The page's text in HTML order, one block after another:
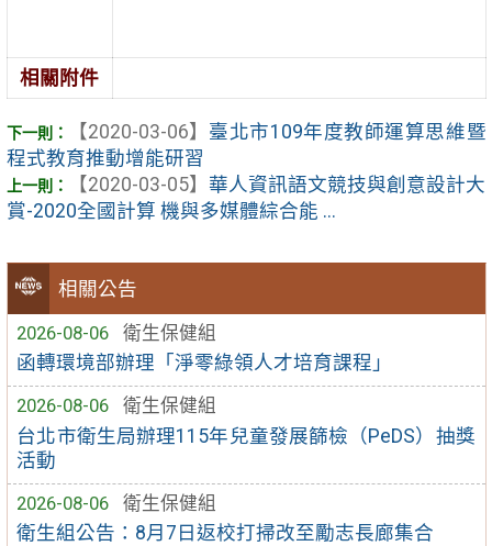
相關公告
2026-08-06
衛生保健組
函轉環境部辦理「淨零綠領人才培育課程」
2026-08-06
衛生保健組
台北市衛生局辦理115年兒童發展篩檢（PeDS）抽獎
活動
2026-08-06
衛生保健組
衛生組公告：8月7日返校打掃改至勵志長廊集合
相關附件
【2020-03-06】 臺北市109年度教師運算思維暨
程式教育推動增能研習
【2020-03-05】 華人資訊語文競技與創意設計大
賞-2020全國計算 機與多媒體綜合能 ...